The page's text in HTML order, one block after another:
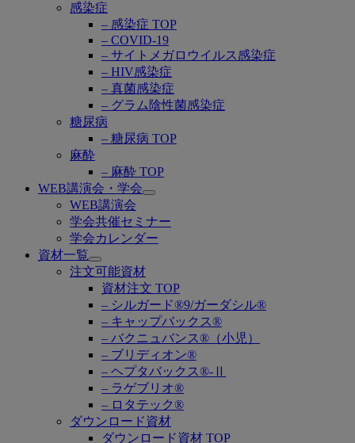
感染症
– 感染症 TOP
– COVID-19
– サイトメガロウイルス感染症
– HIV感染症
– 真菌感染症
– グラム陰性菌感染症
糖尿病
– 糖尿病 TOP
麻酔
– 麻酔 TOP
WEB講演会・学会
Open
WEB講演会
学会共催セミナー
学会カレンダー
資材一覧
Open
submenu
注文可能資材
資材注文 TOP
– シルガード®9/ガーダシル®
– キャップバックス®
– バクニュバンス®（小児）
– ブリディオン®
– ヘプタバックス®-Ⅱ
– ラゲブリオ®
– ロタテック®
ダウンロード資材
ダウンロード資材 TOP